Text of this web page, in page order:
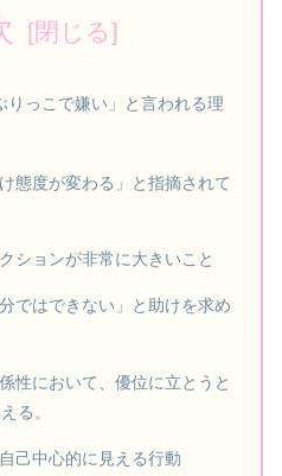
りっこで嫌い」と言われる理
態度が変わる」と指摘されて
ションが非常に大きいこと
ではできない」と助けを求め
性において、優位に立とうと
る。
己中心的に見える行動